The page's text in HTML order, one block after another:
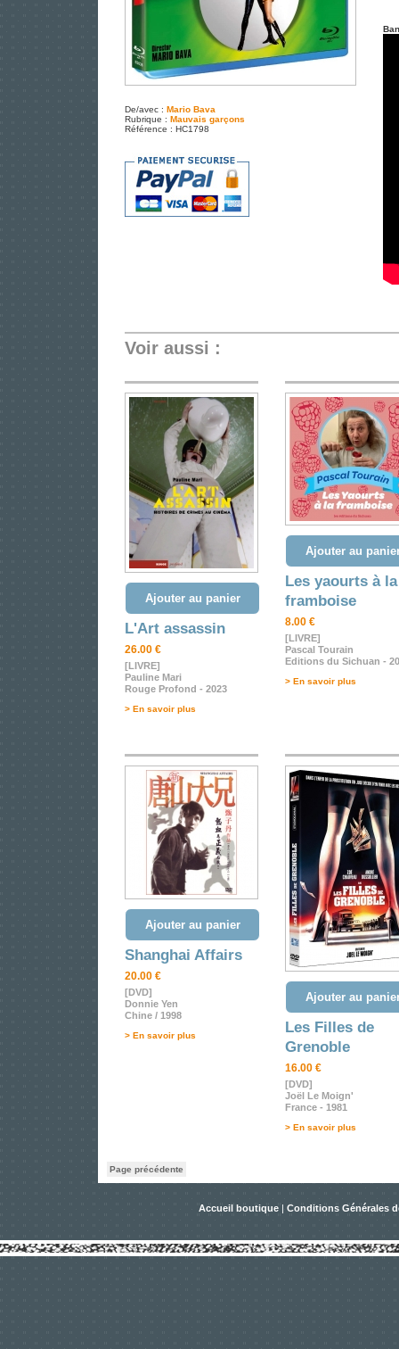
De/avec : Mario Bava
Rubrique : Mauvais garçons
Référence : HC1798
Voir aussi :
Ajouter au panier
L'Art assassin
26.00 €
[LIVRE]
Pauline Mari
Rouge Profond - 2023
> En savoir plus
Ajouter au
Les yaourts à la
framboise
8.00 €
[LIVRE]
Pascal Tourain
Editions du Sichuan -
> En savoir plus
Ajouter au panier
Shanghai Affairs
20.00 €
[DVD]
Donnie Yen
Chine / 1998
> En savoir plus
Ajouter au
Les Filles de
Grenoble
16.00 €
[DVD]
Joël Le Moign'
France - 1981
> En savoir plus
Page précédente
Accueil boutique | Conditions Générales